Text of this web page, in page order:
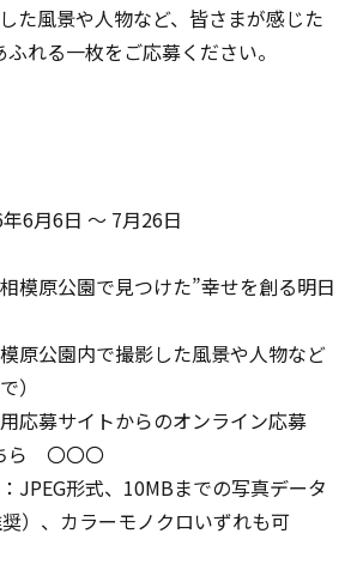
た風景や人物など、皆さまが感じた
れる一枚をご応募ください。
年6月6日 ～ 7月26日
模原公園で見つけた”幸せを創る明日
原公園内で撮影した風景や人物など
）
応募サイトからのオンライン応募
ら 〇〇〇
JPEG形式、 10MBまでの写真データ
）、カラーモノクロいずれも可